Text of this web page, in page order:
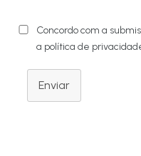
Concordo com a
a política de
Enviar